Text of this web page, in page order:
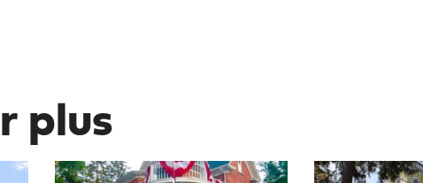
plus